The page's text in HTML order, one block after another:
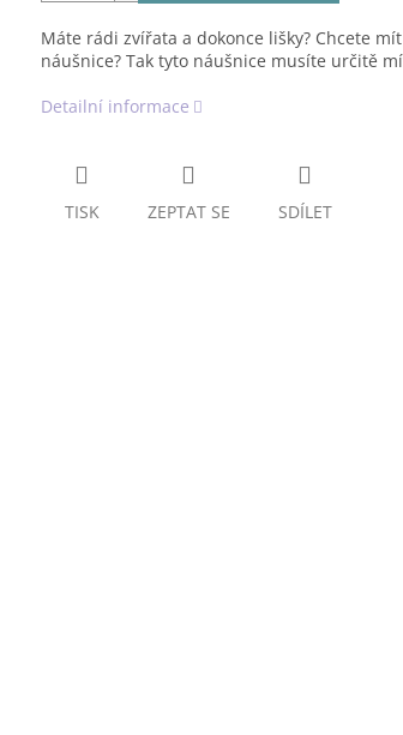
Máte rádi zvířata a dokonce lišky? Chcete
náušnice? Tak tyto náušnice musíte určitě
Detailní informace
TISK ZEPTAT SE SDÍLET